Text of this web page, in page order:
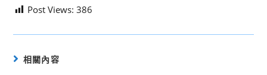
Post Views: 386
相關內容